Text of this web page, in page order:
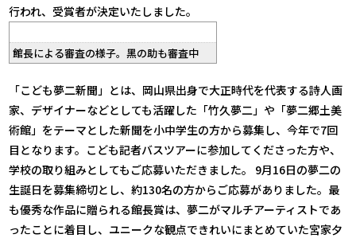
行われ、受賞者が決定いたしました。
館長による審査の様子。黑の助も審査中
「こども夢二新聞」とは、岡山県出身で大正時代を代表する詩人画
家、デザイナーなどとしても活躍した「竹久夢二」や「夢二郷土美
術館」をテーマとした新聞を小中学生の方から募集し、今年で7回
目となります。こども記者バスツアーに参加してくださった方や、
学校の取り組みとしてもご応募いただきました。 9月16日の夢二の
生誕日を募集締切とし、約130名の方からご応募がありました。最
も優秀な作品に贈られる館長賞は、夢二がマルチアーティストであ
ったことに着目し、ユニークな観点できれいにまとめていた宮家夕